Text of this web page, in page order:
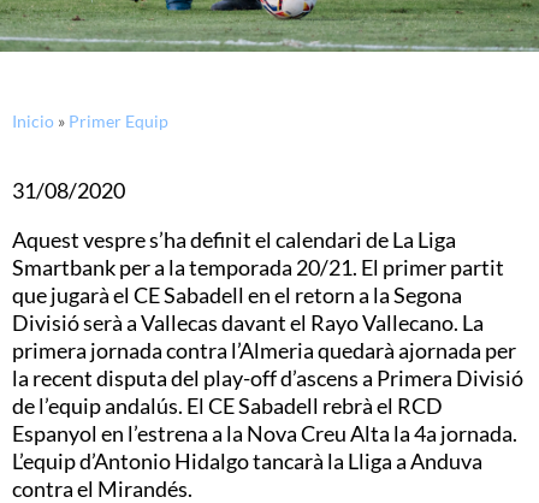
Inicio » Primer Equip
31/08/2020
Aquest vespre s’ha definit el calendari de La Liga
Smartbank per a la temporada 20/21. El primer partit
que jugarà el CE Sabadell en el retorn a la Segona
Divisió serà a Vallecas davant el Rayo Vallecano. La
primera jornada contra l’Almeria quedarà ajornada per
la recent disputa del play-off d’ascens a Primera Divisió
de l’equip andalús. El CE Sabadell rebrà el RCD
Espanyol en l’estrena a la Nova Creu Alta la 4a jornada.
L’equip d’Antonio Hidalgo tancarà la Lliga a Anduva
contra el Mirandés.